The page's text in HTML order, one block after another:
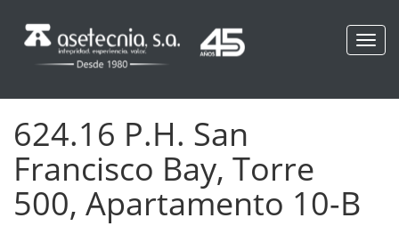
624.16 P.H. San
Francisco Bay, Torre
500, Apartamento 10-B